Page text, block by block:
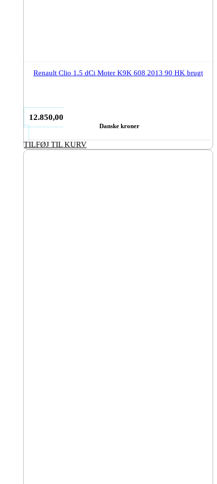
Renault Clio 1.5 dCi Moter K9K 608 2013 90 HK brugt
12.850,00
Danske kroner
TILFØJ TIL KURV